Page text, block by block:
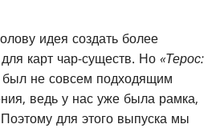
идея создать более
карт чар-существ. Но«Терос:
был не совсем подходящим
ведь у нас уже была рамка,
для этого выпуска мы